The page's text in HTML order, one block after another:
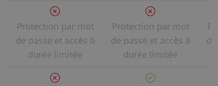
Protection par mot
de passe et accès à
durée limitée
Protection par mot
de passe et accès à
durée limitée